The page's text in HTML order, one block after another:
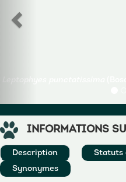
INFORMATIONS
Description
Statuts
Synonymes